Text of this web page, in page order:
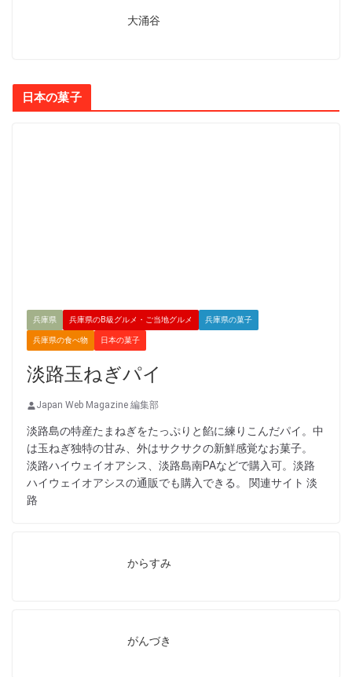
大涌谷
日本の菓子
兵庫県 兵庫県のB級グルメ・ご当地グルメ 兵庫県の菓子
兵庫県の食べ物 日本の菓子
淡路玉ねぎパイ
Japan Web Magazine 編集部
淡路島の特産たまねぎをたっぷりと餡に練りこんだパイ。中
は玉ねぎ独特の甘み、外はサクサクの新鮮感覚なお菓子。
淡路ハイウェイオアシス、淡路島南PAなどで購入可。淡路
ハイウェイオアシスの通販でも購入できる。 関連サイト 淡
路
からすみ
がんづき